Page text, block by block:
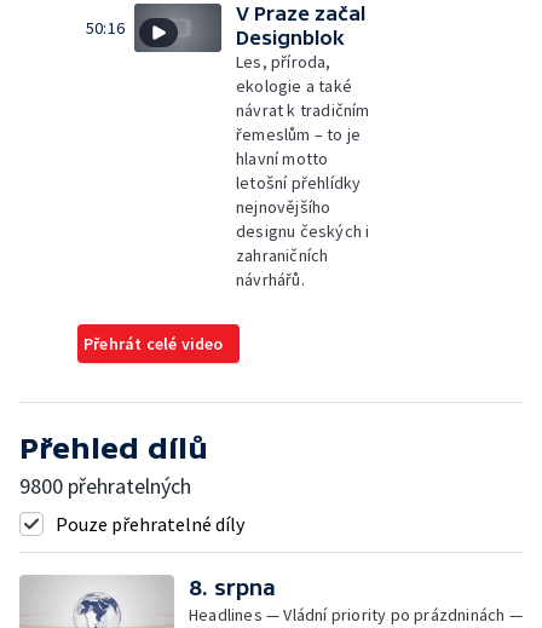
50:16
V Praze začal
Designblok
Les, příroda,
ekologie a také
návrat k tradičním
řemeslům – to je
hlavní motto
letošní přehlídky
nejnovějšího
designu českých i
zahraničních
návrhářů.
Přehrát celé video
Přehled dílů
9800 přehratelných
Pouze přehratelné díly
8. srpna
Headlines — Vládní priority po prázdninách —